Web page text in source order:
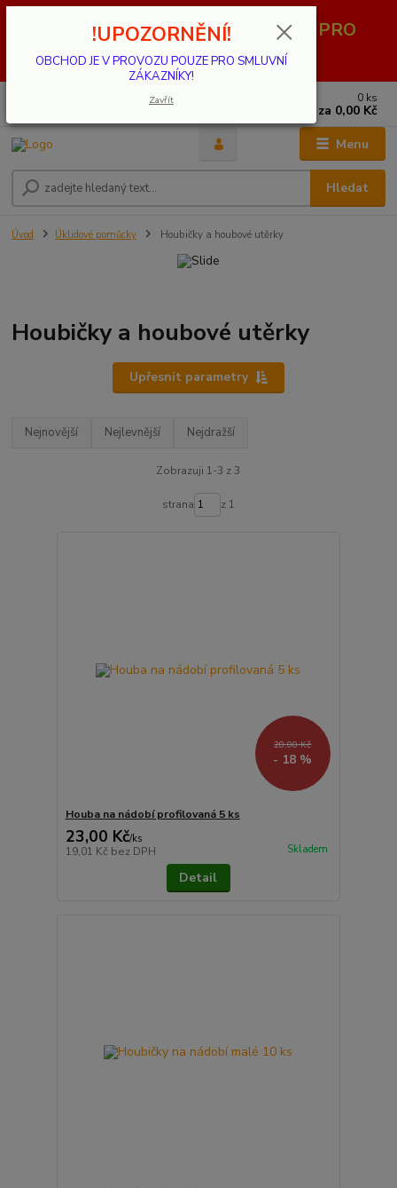
OBCHOD JE V PROVOZU POUZE PRO
SMLUVNÍ ZÁKAZNÍKY!
Menu
Hledat
0 ks
za 0,00 Kč
Úvod Úklidové pomůcky Houbičky a houbové utěrky
Houbičky a houbové utěrky
Upřesnit parametry
Nejnovější Nejlevnější Nejdražší
Zobrazuji 1-3 z 3
strana z 1
28,00 Kč
- 18 %
Houba na nádobí profilovaná 5 ks
23,00 Kč/ks
19,01 Kč bez DPH Skladem
Detail
!UPOZORNĚNÍ!
OBCHOD JE V PROVOZU POUZE PRO SMLUVNÍ
ZÁKAZNÍKY!
Zavřít